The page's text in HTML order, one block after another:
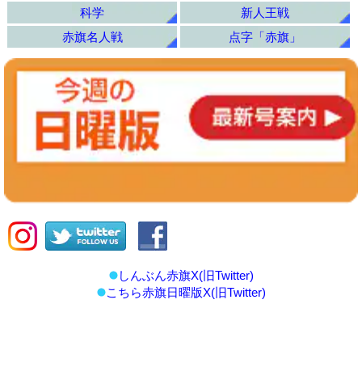
科学
新人王戦
赤旗名人戦
点字「赤旗」
しんぶん赤旗X(旧Twitter)
こちら赤旗日曜版X(旧Twitter)